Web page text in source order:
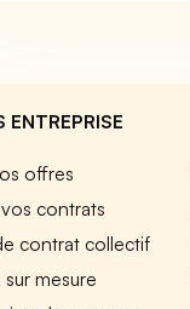
ENTREPRISE
offres
contrats
contrat collectif
mesure